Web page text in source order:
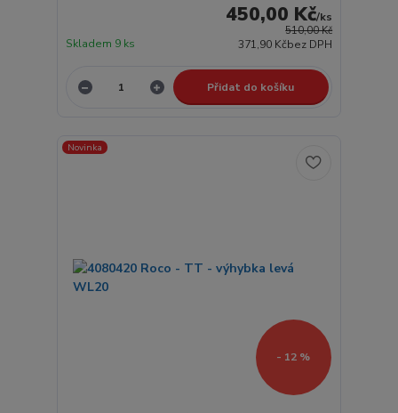
510,00 Kč
450,00 Kč/ks
371,90 Kčbez DPH
Skladem 9 ks
Přidat do košíku
Novinka
- 12 %